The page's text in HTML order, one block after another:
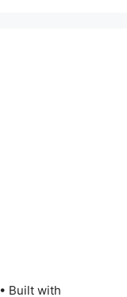
• Built with